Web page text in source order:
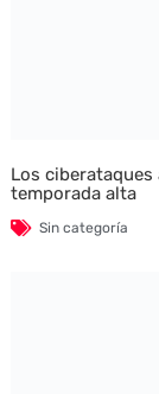
Los
temporada alta
Sin categoría